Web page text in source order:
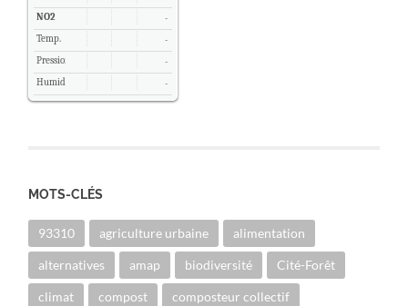
NO2 -
Temp. -
Pression -
Humidité -
MOTS-CLÉS
93310 agriculture urbaine alimentation
alternatives amap biodiversité Cité-Forêt
climat compost composteur collectif